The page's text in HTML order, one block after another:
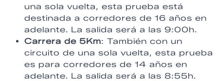
una sola vuelta, esta prueba está
destinada a corredores de 16 años en
adelante. La salida será a las 9:00h.
Carrera de 5Km: También con un
circuito de una sola vuelta, esta prueba
es para corredores de 14 años en
adelante. La salida será a las 8:55h.